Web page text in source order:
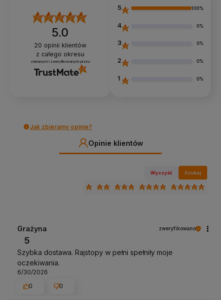
5.0
20 opinii klientów
z całego okresu
zebranych i zweryfikowanych przez
5 100%
4 0%
3 0%
2 0%
1 0%
Jak zbieramy opinie?
Opinie klientów
Wyczyść Szukaj
Grażyna zweryfikowano
5
Szybka dostawa. Rajstopy w pełni spełniły moje
oczekiwania.
6/30/2026
0
0